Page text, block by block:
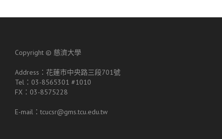
Copyright © 慈濟大學
Address：花蓮市中央路三段701號
Tel：03-8565301 #1010
FX：03-8575228
E-mail：tcucsr@gms.tcu.edu.tw